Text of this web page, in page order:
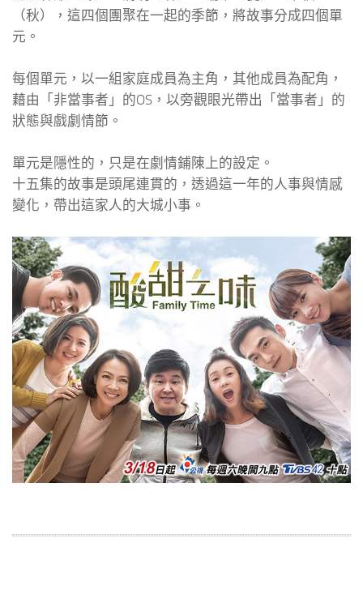
（秋），這四個團聚在一起的季節，將故事分成四個單
元。
每個單元，以一組家庭成員為主角，其他成員為配角，
藉由「非當事者」的OS，以旁觀眼光帶出「當事者」的
狀態與戲劇情節。
單元是隱性的，只是在劇情鋪陳上的設定。
十五集的故事是頭尾連貫的，透過這一年的人事與情感
變化，帶出這家人的大城小事。